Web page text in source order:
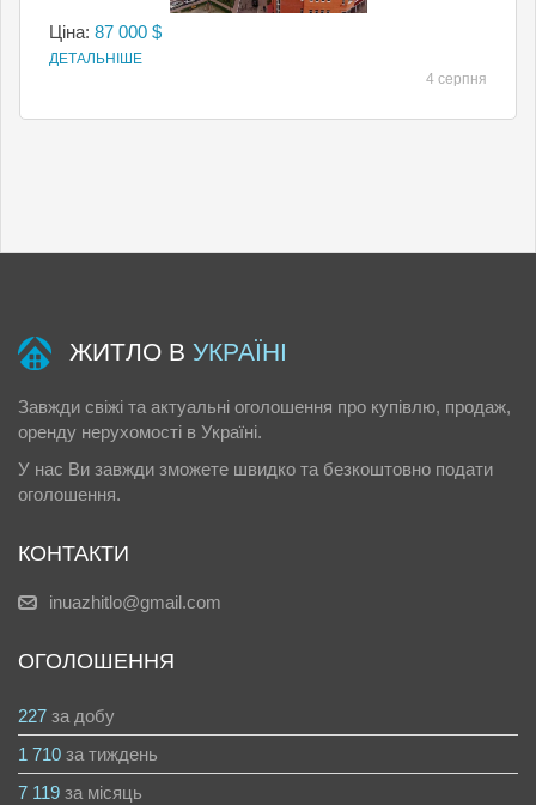
Ціна: 87 000 $
ДЕТАЛЬНІШЕ
4 серпня
ЖИТЛО В УКРАЇНІ
Завжди свіжі та актуальні оголошення про купівлю, продаж,
оренду нерухомості в Україні.
У нас Ви завжди зможете швидко та безкоштовно подати
оголошення.
КОНТАКТИ
inuazhitlo@gmail.com
ОГОЛОШЕННЯ
227 за добу
1 710 за тиждень
7 119 за місяць